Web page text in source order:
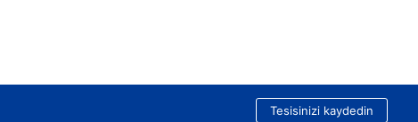
Tesisinizi kaydedin